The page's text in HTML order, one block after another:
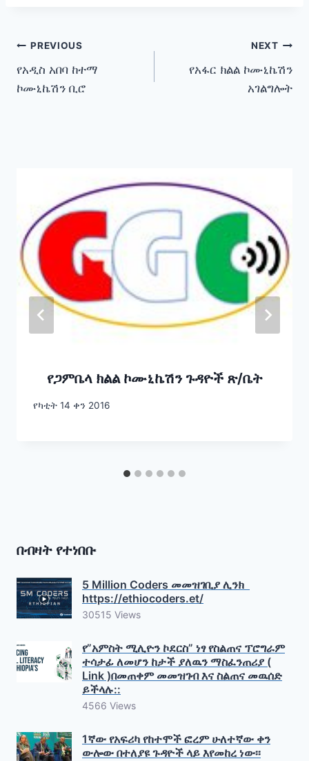
Post
navigation
PREVIOUS
የአዲስ አበባ ከተማ
ኮሙኒኬሽን ቢሮ
NEXT
የአፋር ክልል ኮሙኒኬሽን
አገልግሎት
የጋምቤላ ክልል ኮሙኒኬሽን ጉዳዮች ጽ/ቤት
የካቲት 14 ቀን 2016
በብዛት የተነበቡ
5 Million Coders መመዝገቢያ ሊንክ
https://ethiocoders.et/
30515 Views
የ”አምስት ሚሊዮን ኮደርስ” ነፃ የስልጠና ፕሮግራም
ተሳታፊ ለመሆን ከታች ያለዉን ማስፈንጠሪያ (
Link )በመጠቀም መመዝገብ እና ስልጠና መዉሰድ
ይችላሉ::
4566 Views
1ኛው የአፍሪካ የከተሞች ፎረም ሁለተኛው ቀን
ውሎው በተለያዩ ጉዳዮች ላይ እየመከረ ነው፡፡